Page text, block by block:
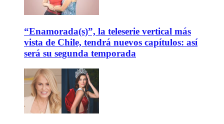
“Enamorada(s)”, la teleserie vertical más
vista de Chile, tendrá nuevos capítulos: así
será su segunda temporada